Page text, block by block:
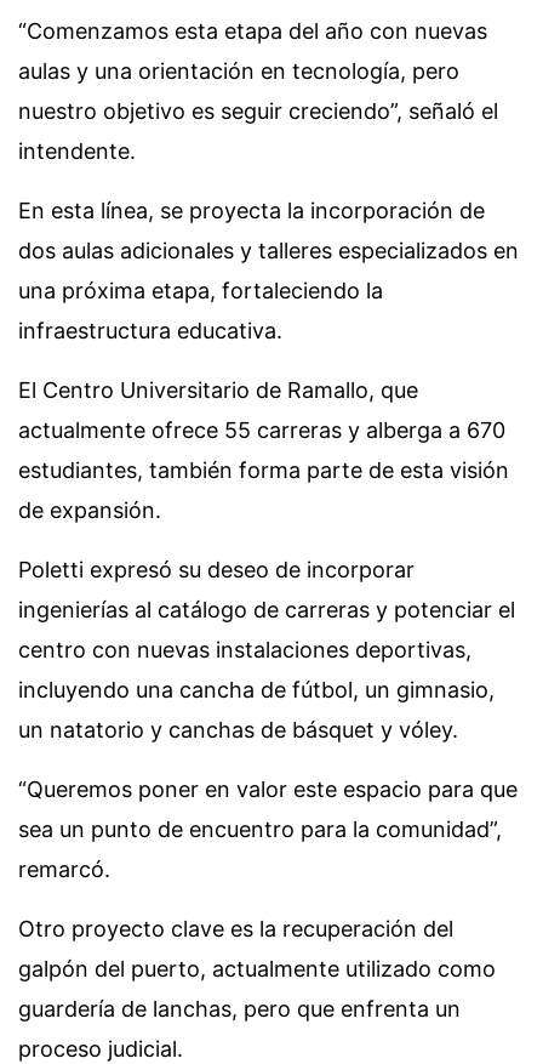
“Comenzamos esta etapa del año con nuevas
aulas y una orientación en tecnología, pero
nuestro objetivo es seguir creciendo”, señaló el
intendente.
En esta línea, se proyecta la incorporación de
dos aulas adicionales y talleres especializados en
una próxima etapa, fortaleciendo la
infraestructura educativa.
El Centro Universitario de Ramallo, que
actualmente ofrece 55 carreras y alberga a 670
estudiantes, también forma parte de esta visión
de expansión.
Poletti expresó su deseo de incorporar
ingenierías al catálogo de carreras y potenciar el
centro con nuevas instalaciones deportivas,
incluyendo una cancha de fútbol, un gimnasio,
un natatorio y canchas de básquet y vóley.
“Queremos poner en valor este espacio para que
sea un punto de encuentro para la comunidad”,
remarcó.
Otro proyecto clave es la recuperación del
galpón del puerto, actualmente utilizado como
guardería de lanchas, pero que enfrenta un
proceso judicial.